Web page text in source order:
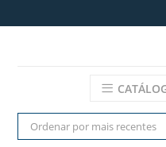
Ordenar por mais recentes